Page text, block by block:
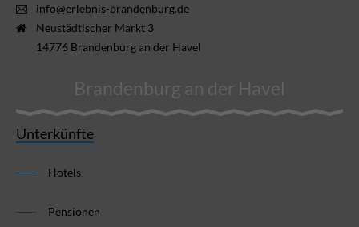
info@erlebnis-brandenburg.de
Neustädtischer Markt 3
14776 Brandenburg an der Havel
Brandenburg an der Havel
Unterkünfte
Hotels
Pensionen